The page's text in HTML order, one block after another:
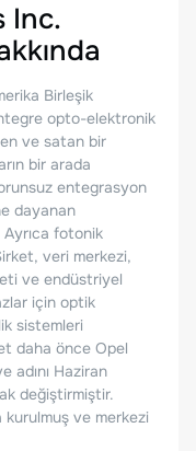
Inc.
Birleşik
opto-elektronik
ve satan bir
bir arada
entegrasyon
dayanan
fotonik
veri merkezi,
ve endüstriyel
için optik
sistemleri
daha önce Opel
adını Haziran
değiştirmiştir.
kurulmuş ve merkezi